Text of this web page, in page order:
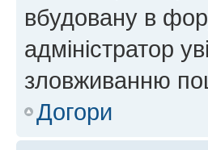
вбудовану в
адміністратор
зловживанню
Догори